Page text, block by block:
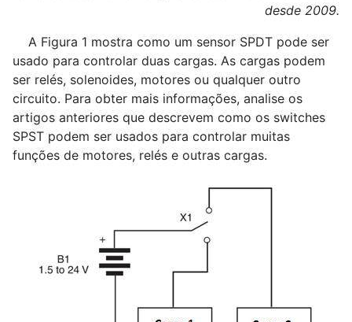
desde 2009.
A Figura 1 mostra como um sensor SPDT pode ser
usado para controlar duas cargas. As cargas podem
ser relés, solenoides, motores ou qualquer outro
circuito. Para obter mais informações, analise os
artigos anteriores que descrevem como os switches
SPST podem ser usados para controlar muitas
funções de motores, relés e outras cargas.